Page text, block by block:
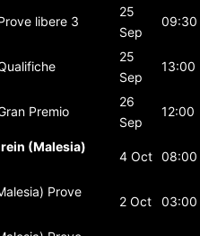
libere 3
25
Sep
09:30
25
Sep
13:00
Premio
26
Sep
12:00
(Malesia)
4 Oct 08:00
Prove
2 Oct 03:00